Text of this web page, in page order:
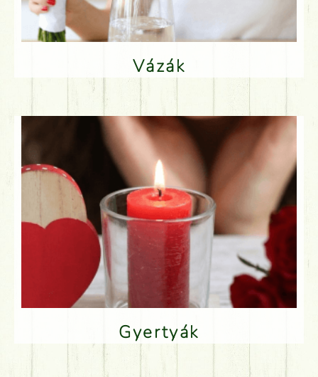
Vázák
Gyertyák